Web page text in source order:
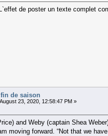
L`effet de poster un texte complet
de saison
August 23, 2020, 12:58:47 PM »
and Weby (captain Shea
moving forward. “Not that we